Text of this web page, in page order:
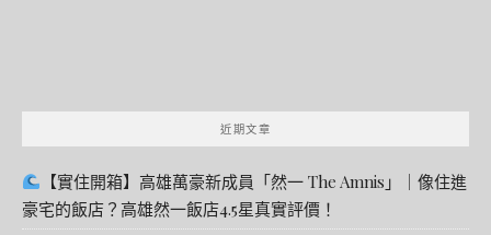
近期文章
【實住開箱】高雄萬豪新成員「然一 The Amnis」｜像住進
豪宅的飯店？高雄然一飯店4.5星真實評價！